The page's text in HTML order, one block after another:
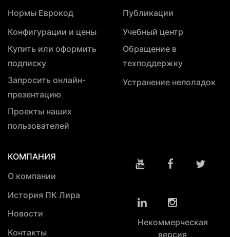
Нормы Еврокод
Конфигурации и цены
Купить или оформить
подписку
Запросить онлайн-
презентацию
Проекты наших
пользователей
Публикации
Учебный центр
Обращение в
техподдержку
Устранение неполадок
КОМПАНИЯ
О компании
История ПК Лира
Новости
Контакты
Некоммерческая
версия